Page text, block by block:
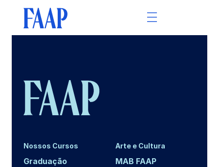
Nossos Cursos
Graduação
Arte e Cultura
MAB FAAP